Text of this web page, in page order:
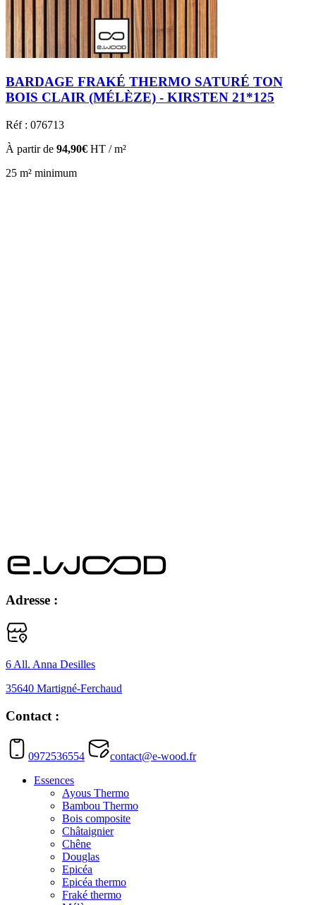
BARDAGE FRAKÉ THERMO SATURÉ TON
BOIS CLAIR (MÉLÈZE) - KIRSTEN 21*125
Réf : 076713
À partir de 94,90€ HT / m²
25 m² minimum
Adresse :
6 All. Anna Desilles
35640 Martigné-Ferchaud
Contact :
0972536554
contact@e-wood.fr
Essences
Ayous Thermo
Bambou Thermo
Bois composite
Châtaignier
Chêne
Douglas
Epicéa
Epicéa thermo
Fraké thermo